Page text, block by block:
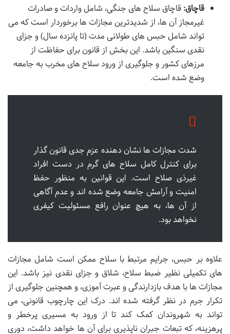
قاچاق: قاچاق سلاح های جنگی، شامل واردات و صادرات
غیرمجاز آن ها، از شدیدترین مجازات ها برخوردار است که می
تواند شامل حبس های طولانی مدت (تا پانزده سال) و جزای
نقدی سنگین باشد. این بخش از قانون برای حفاظت از
مرزهای کشور و جلوگیری از ورود سلاح های مخرب به جامعه
وضع شده است.
شدت مجازات ها نشان دهنده عزم جدی قانون گذار
برای کنترل کامل سلاح های گرم در دست افراد
غیرذی صلاح است. این قوانین به منظور حفظ
امنیت و آرامش جامعه وضع شده اند و عدم آگاهی
از آن ها، به هیچ عنوان رافع مسئولیت کیفری
نخواهد بود.
علاوه بر حبس، جرایم مرتبط با سلاح ممکن است شامل مجازات
های تکمیلی نظیر ضبط سلاح، شلاق و جزای نقدی نیز باشد. این
مجازات ها با هدف بازدارندگی و عبرت آموزی، و همچنین جلوگیری از
تکرار جرم در نظر گرفته شده اند. درک این چارچوب قانونی، می
تواند به شهروندان کمک کند تا از ورود به مسیری پرخطر و
پرهزینه، که تبعات جبران ناپذیری برای آن ها خواهد داشت، دوری